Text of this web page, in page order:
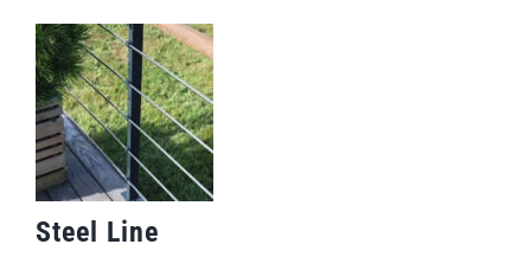
Steel Line